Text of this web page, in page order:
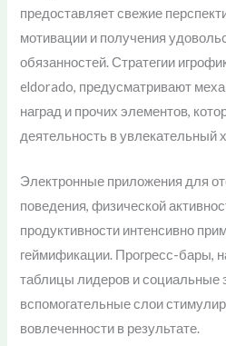
предоставляет свежие
мотивации и получения
обязанностей. Стратегии
eldorado, предусматривают
наград и прочих элементов,
деятельность в увлекательный
Электронные приложения для
поведения, физической
продуктивности интенсивно
геймификации. Прогресс-бары,
таблицы лидеров и социальные
вспомогательные слои
вовлеченности в результате.